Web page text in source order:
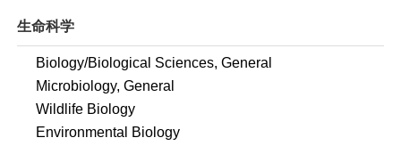
生命科学
Biology/Biological Sciences, General
Microbiology, General
Wildlife Biology
Environmental Biology